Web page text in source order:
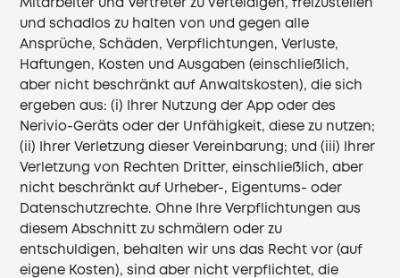
Mitarbeiter und Vertreter zu verteidigen, freizustellen
und schadlos zu halten von und gegen alle
Ansprüche, Schäden, Verpflichtungen, Verluste,
Haftungen, Kosten und Ausgaben (einschließlich,
aber nicht beschränkt auf Anwaltskosten), die sich
ergeben aus: (i) Ihrer Nutzung der App oder des
Nerivio-Geräts oder der Unfähigkeit, diese zu nutzen;
(ii) Ihrer Verletzung dieser Vereinbarung; und (iii) Ihrer
Verletzung von Rechten Dritter, einschließlich, aber
nicht beschränkt auf Urheber-, Eigentums- oder
Datenschutzrechte. Ohne Ihre Verpflichtungen aus
diesem Abschnitt zu schmälern oder zu
entschuldigen, behalten wir uns das Recht vor (auf
eigene Kosten), sind aber nicht verpflichtet, die